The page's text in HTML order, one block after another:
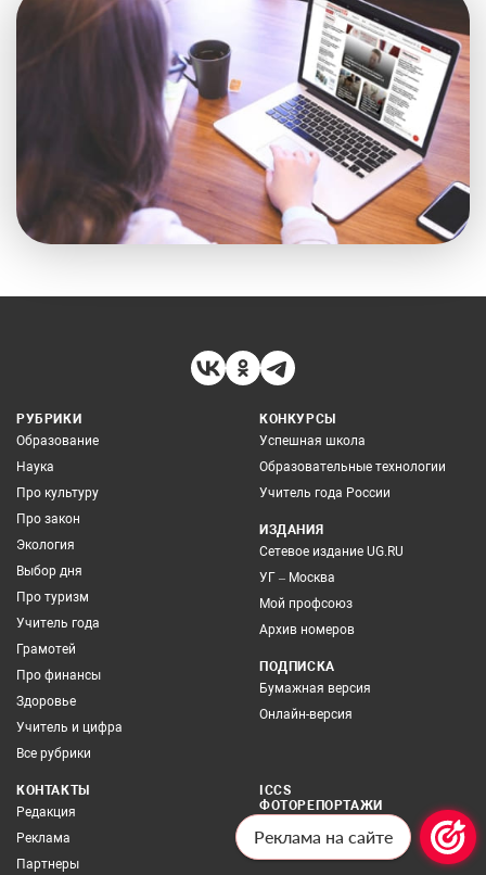
РУБРИКИ
Образование
Наука
Про культуру
Про закон
Экология
Выбор дня
Про туризм
Учитель года
Грамотей
Про финансы
Здоровье
Учитель и цифра
Все рубрики
КОНКУРСЫ
Успешная школа
Образовательные технологии
Учитель года России
ИЗДАНИЯ
Сетевое издание UG.RU
УГ – Москва
Мой профсоюз
Архив номеров
ПОДПИСКА
Бумажная версия
Онлайн-версия
КОНТАКТЫ
Редакция
Реклама
Партнеры
ICCS
ФОТОРЕПОРТАЖИ
БЛОГ
Реклама на сайте